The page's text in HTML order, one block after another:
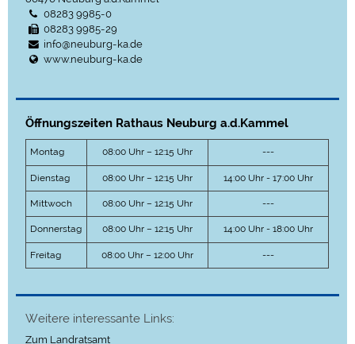
08283 9985-0
08283 9985-29
info@neuburg-ka.de
www.neuburg-ka.de
Öffnungszeiten Rathaus Neuburg a.d.Kammel
Montag 08:00 Uhr – 12:15 Uhr ---
Dienstag 08:00 Uhr – 12:15 Uhr 14:00 Uhr - 17:00 Uhr
Mittwoch 08:00 Uhr – 12:15 Uhr ---
Donnerstag 08:00 Uhr – 12:15 Uhr 14:00 Uhr - 18:00 Uhr
Freitag 08:00 Uhr – 12:00 Uhr ---
Weitere interessante Links:
Zum Landratsamt